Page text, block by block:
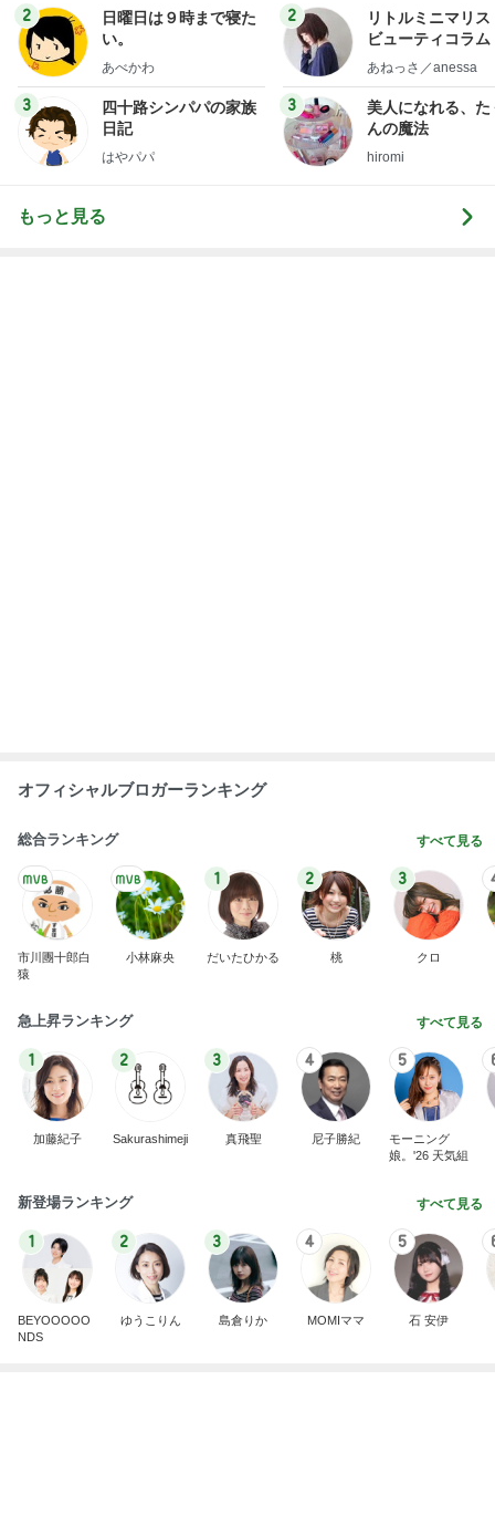
2
日曜日は９時まで寝た
い。
あべかわ
3
四十路シンパパの家族
日記
はやパパ
2
リトルミニマリス
ビューティコラ
little
あねっさ／anessa
3
美人になれる、た
んの魔法
hiromi
もっと見る
オフィシャルブロガーランキング
総合ランキング すべて見る
市川團十郎白
猿
小林麻央
1
だいたひかる
2
桃
3
クロ
急上昇ランキング すべて見る
1
加藤紀子
2
Sakurashimeji
3
真飛聖
4
尼子勝紀
5
モーニング
娘。'26 天気組
新登場ランキング すべて見る
1
BEYOOOOO
NDS
2
ゆうこりん
3
島倉りか
4
MOMIママ
5
石 安伊